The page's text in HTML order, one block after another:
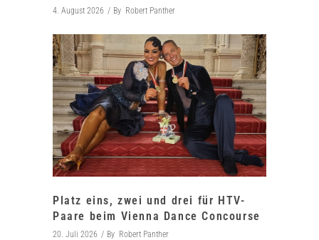
4. August 2026 By Robert Panther
Platz eins, zwei und drei für HTV-
Paare beim Vienna Dance Concourse
20. Juli 2026 By Robert Panther